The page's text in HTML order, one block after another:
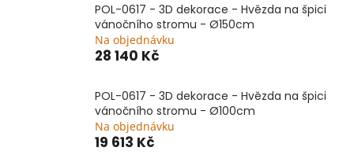
POL-0617 - 3D dekorace - Hvězda na špici
vánočního stromu - Ø150cm
Na objednávku
28 140 Kč
POL-0617 - 3D dekorace - Hvězda na špici
vánočního stromu - Ø100cm
Na objednávku
19 613 Kč